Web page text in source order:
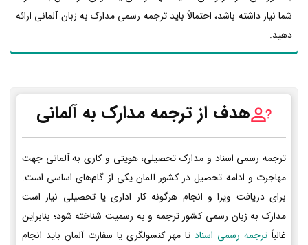
شما نیاز داشته باشد، احتمالاً باید ترجمه رسمی مدارک به زبان آلمانی ارائه
دهید.
هدف از ترجمه مدارک به آلمانی
ترجمه رسمی اسناد و مدارک تحصیلی، هویتی و کاری به آلمانی جهت
مهاجرت و ادامه تحصیل در کشور آلمان یکی از گام‌های اساسی است.
برای دریافت ویزا و انجام هرگونه کار اداری یا تحصیلی نیاز است
مدارک به زبان رسمی کشور ترجمه و به رسمیت شناخته شود؛ بنابراین
غالباً ترجمه رسمی اسنادتا مهر کنسولگری یا سفارت آلمان باید انجام